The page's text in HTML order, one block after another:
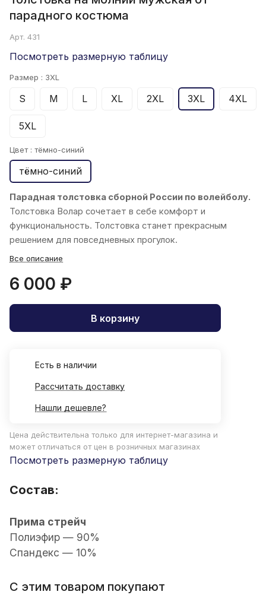
парадного костюма
Арт. 431
Посмотреть размерную таблицу
Размер : 3XL
S M L XL 2XL 3XL 4XL
5XL
Цвет : тёмно-синий
тёмно-синий
Парадная толстовка сборной России по волейболу.
Толстовка Волар сочетает в себе комфорт и
функциональность. Толстовка станет прекрасным
решением для повседневных прогулок.
Все описание
6 000 ₽
В корзину
Есть в наличии
Рассчитать доставку
Нашли дешевле?
Цена действительна только для интернет-магазина и
может отличаться от цен в розничных магазинах
Посмотреть размерную таблицу
Состав:
Прима стрейч
Полиэфир — 90%
Спандекс — 10%
С этим товаром покупают